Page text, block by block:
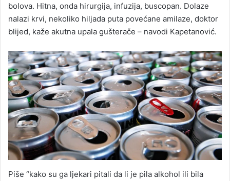
bolova. Hitna, onda hirurgija, infuzija, buscopan. Dolaze
nalazi krvi, nekoliko hiljada puta povećane amilaze, doktor
blijed, kaže akutna upala gušterače – navodi Kapetanović.
Piše “kako su ga ljekari pitali da li je pila alkohol ili bila